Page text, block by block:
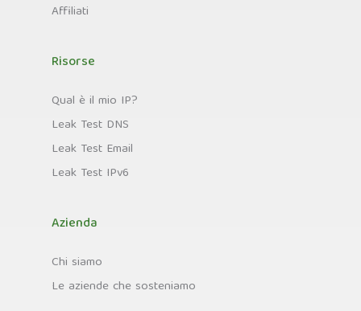
Affiliati
Risorse
Qual è il mio IP?
Leak Test DNS
Leak Test Email
Leak Test IPv6
Azienda
Chi siamo
Le aziende che sosteniamo